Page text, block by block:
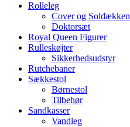
Rolleleg
Cover og Soldækken
Doktorsæt
Royal Queen Figurer
Rulleskøjter
Sikkerhedsudstyr
Rutchebaner
Sækkestol
Børnestol
Tilbehør
Sandkasser
Vandleg